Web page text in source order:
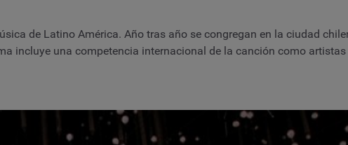
de Latino América. Año tras año se congregan en la ciudad
incluye una competencia internacional de la canción como